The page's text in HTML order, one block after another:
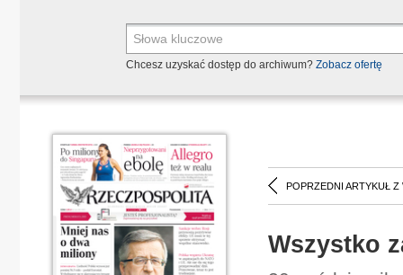
Chcesz uzyskać dostęp do archiwum? Zobacz ofertę
POPRZEDNI ARTYKUŁ Z
Wszystko